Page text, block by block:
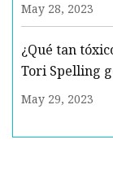
May 28, 2023
¿Qué tan
Tori Spelling
May 29, 2023